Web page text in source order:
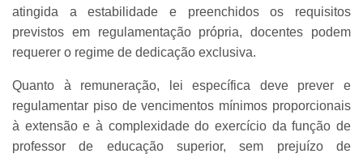
atingida a estabilidade e preenchidos os requisitos
previstos em regulamentação própria, docentes podem
requerer o regime de dedicação exclusiva.
Quanto à remuneração, lei específica deve prever e
regulamentar piso de vencimentos mínimos proporcionais
à extensão e à complexidade do exercício da função de
professor de educação superior, sem prejuízo de